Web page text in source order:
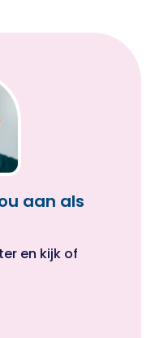
aan als
en kijk of